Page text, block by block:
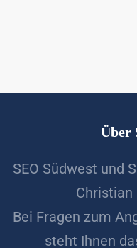
Über
SEO Südwest und
Christian
Bei Fragen zum
steht Ihnen